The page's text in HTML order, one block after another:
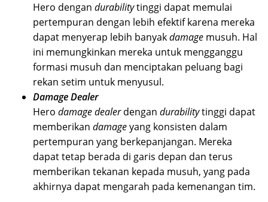
Hero dengan durabilitytinggi dapat memulai
pertempuran dengan lebih efektif karena mereka
dapat menyerap lebih banyakdamage musuh. Hal
ini memungkinkan mereka untuk mengganggu
formasi musuh dan menciptakan peluang bagi
rekan setim untuk menyusul.
Damage Dealer
Hero damage dealerdengan durabilitytinggi dapat
memberikan damageyang konsisten dalam
pertempuran yang berkepanjangan. Mereka
dapat tetap berada di garis depan dan terus
memberikan tekanan kepada musuh, yang pada
akhirnya dapat mengarah pada kemenangan tim.